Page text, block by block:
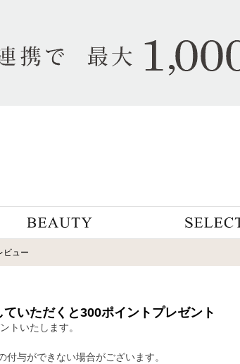
ビュー
いただくと300ポイントプレゼント
トいたします。
与ができない場合がございます。